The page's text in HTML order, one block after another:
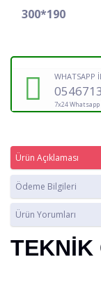
300*190
WHATSAPP
7x24
Ürün Açıklaması
Ödeme Bilgileri
Ürün Yorumları
TEKNİK